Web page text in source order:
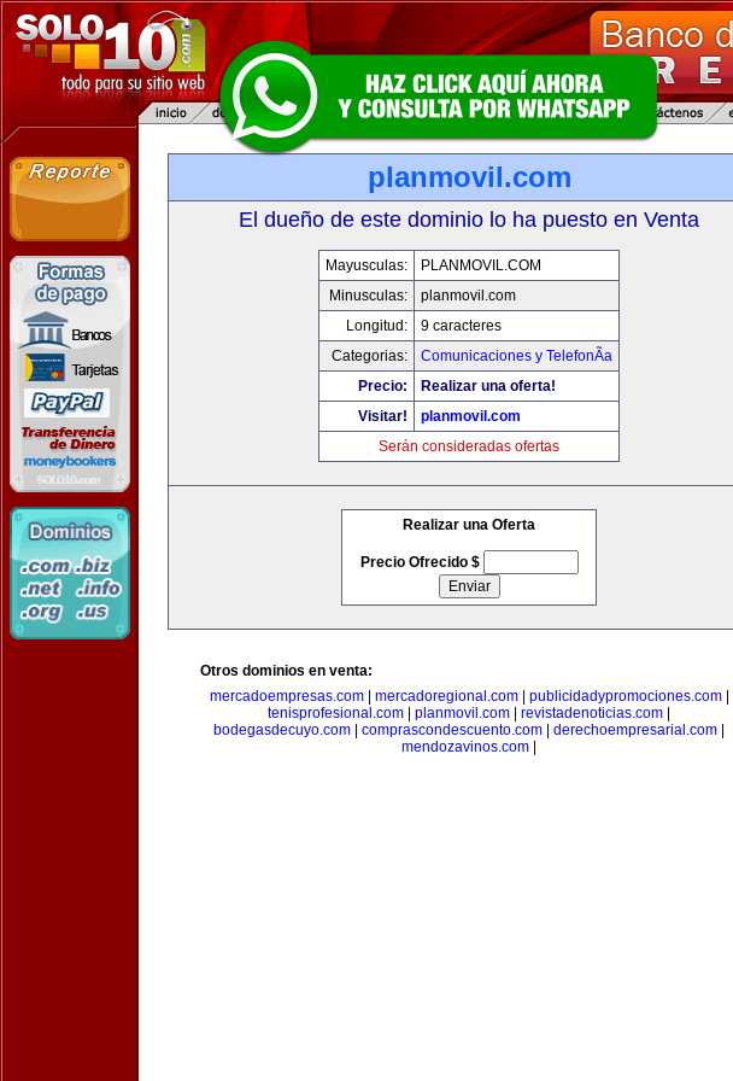
planmovil.com
El dueño de este dominio lo ha puesto en Venta
Mayusculas:
PLANMOVIL.COM
Minusculas:
planmovil.com
Longitud:
9 caracteres
Categorias:
Comunicaciones y TelefonÃ­a
Precio:
Realizar una oferta!
Visitar!
planmovil.com
Serán consideradas ofertas
Realizar una Oferta
Precio Ofrecido $
Otros dominios en venta:
mercadoempresas.com| mercadoregional.com| publicidadypromociones.com|
tenisprofesional.com
planmovil.com revistadenoticias.com
bodegasdecuyo.com
comprascondescuento.com derechoempresarial.com
mendozavinos.com